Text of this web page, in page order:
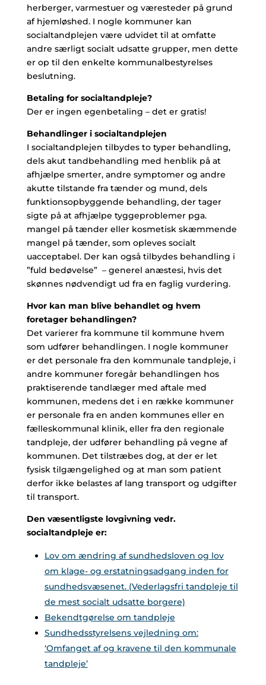
herberger, varmestuer og væresteder på grund
af hjemløshed. I nogle kommuner kan
socialtandplejen være udvidet til at omfatte
andre særligt socialt udsatte grupper, men dette
er op til den enkelte kommunalbestyrelses
beslutning.
Betaling for socialtandpleje?
Der er ingen egenbetaling – det er gratis!
Behandlinger i socialtandplejen
I socialtandplejen tilbydes to typer behandling,
dels akut tandbehandling med henblik på at
afhjælpe smerter, andre symptomer og andre
akutte tilstande fra tænder og mund, dels
funktionsopbyggende behandling, der tager
sigte på at afhjælpe tyggeproblemer pga.
mangel på tænder eller kosmetisk skæmmende
mangel på tænder, som opleves socialt
uacceptabel. Der kan også tilbydes behandling i
”fuld bedøvelse” – generel anæstesi, hvis det
skønnes nødvendigt ud fra en faglig vurdering.
Hvor kan man blive behandlet og hvem
foretager behandlingen?
Det varierer fra kommune til kommune hvem
som udfører behandlingen. I nogle kommuner
er det personale fra den kommunale tandpleje, i
andre kommuner foregår behandlingen hos
praktiserende tandlæger med aftale med
kommunen, medens det i en række kommuner
er personale fra en anden kommunes eller en
fælleskommunal klinik, eller fra den regionale
tandpleje, der udfører behandling på vegne af
kommunen. Det tilstræbes dog, at der er let
fysisk tilgængelighed og at man som patient
derfor ikke belastes af lang transport og udgifter
til transport.
Den væsentligste lovgivning vedr.
socialtandpleje er:
Lov om ændring af sundhedsloven og lov
om klage- og erstatningsadgang inden for
sundhedsvæsenet. (Vederlagsfri tandpleje til
de mest socialt udsatte borgere)
Bekendtgørelse om tandpleje
Sundhedsstyrelsens vejledning om:
‘Omfanget af og kravene til den kommunale
tandpleje’